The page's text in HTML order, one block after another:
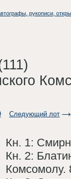
рукописи,
Следующий лот
Кн. 1:
Кн. 2:
Комсомолу.